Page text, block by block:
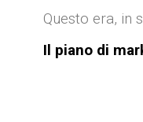
Questo era, in
Il piano di